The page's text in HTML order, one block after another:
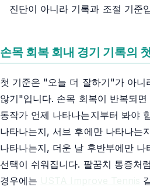
진단이 아니라 기록과 조절 기준
손목 회복 회내 경기 기록의
첫 기준은 "오늘 더 잘하기"가 아니
않기"입니다. 손목 회복이 반복되
동작가 언제 나타나는지부터 봐야
나타나는지, 서브 후에만 나타나는
나타나는지, 더운 날 후반부에만 나
선택이 쉬워집니다. 팔꿈치 통증처
경우에는